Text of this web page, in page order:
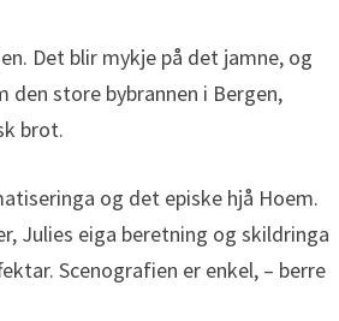
Det blir mykje på det jamne, og
den store bybrannen i Bergen,
brot.
og det episke hjå Hoem.
Julies eiga beretning og skildringa
Scenografien er enkel, – berre